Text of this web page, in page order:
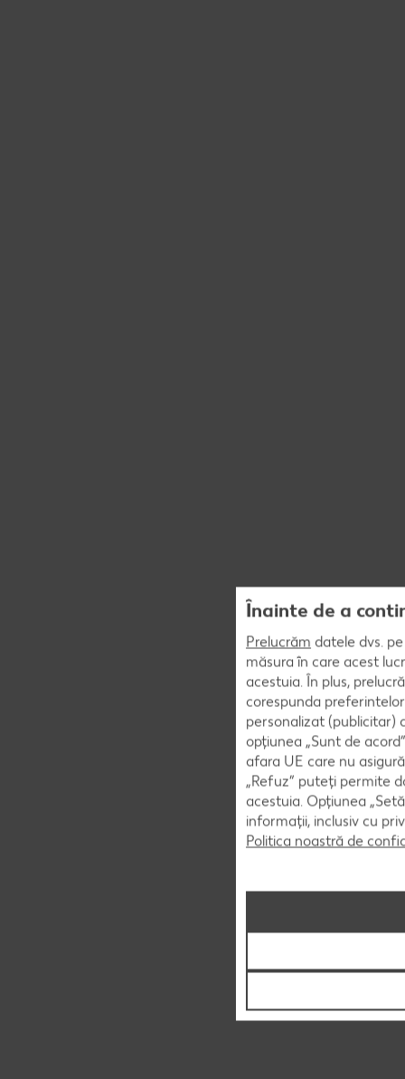
Înainte de a
Prelucrăm datele dvs.
măsura în care acest
acestuia. În plus,
corespunda
personalizat (publicitar)
opțiunea „Sunt de
afara UE care nu
„Refuz” puteți permite
acestuia. Opțiunea
informații, inclusiv cu
Politica noastră de